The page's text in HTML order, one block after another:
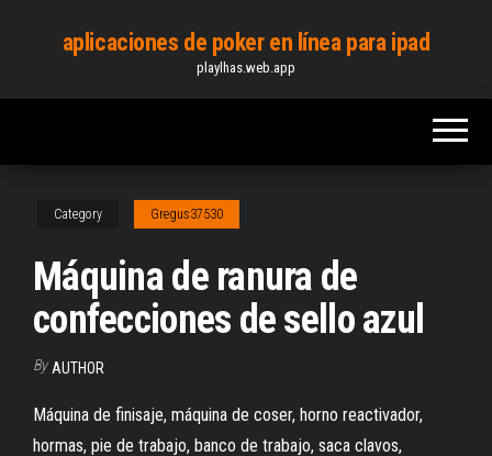
content
aplicaciones de poker en línea para ipad
playlhas.web.app
Category Gregus37530
Máquina de ranura de
confecciones de sello azul
By AUTHOR
Máquina de finisaje, máquina de coser, horno reactivador,
hormas, pie de trabajo, banco de trabajo, saca clavos,